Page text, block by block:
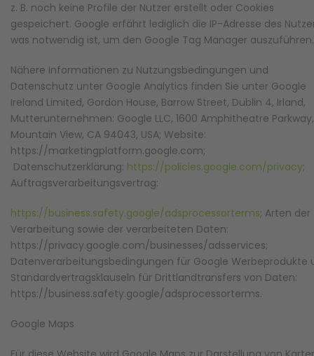
z. B. noch keine Profile der Nutzer erstellt oder Cookies
gespeichert. Google erfährt lediglich die IP-Adresse des
was notwendig ist, um den Google Tag Manager auszuführen.
Nähere Informationen zu Nutzungsbedingungen und
Datenschutz unter Google Analytics finden Sie unter Google
Ireland Limited, Gordon House, Barrow Street, Dublin 4, Irland,
Mutterunternehmen: Google LLC, 1600 Amphitheatre Parkway,
Mountain View, CA 94043, USA; Website:
https://marketingplatform.google.com;
Datenschutzerklärung: https://policies.google.com/privacy;
Auftragsverarbeitungsvertrag:
https://business.safety.google/adsprocessorterms; Arten der
Verarbeitung sowie der verarbeiteten Daten:
https://privacy.google.com/businesses/adsservices;
Datenverarbeitungsbedingungen für Google Werbeprodukte
Standardvertragsklauseln für Drittlandtransfers von Daten:
https://business.safety.google/adsprocessorterms.
Google Maps